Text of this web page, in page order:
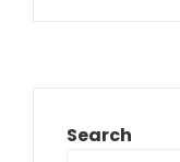
Search